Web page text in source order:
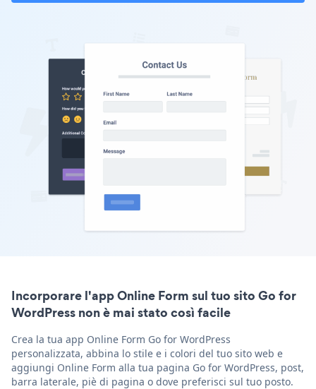
Incorporare l'app Online Form sul tuo sito Go for
WordPress non è mai stato così facile
Crea la tua app Online Form Go for WordPress
personalizzata, abbina lo stile e i colori del tuo sito web e
aggiungi Online Form alla tua pagina Go for WordPress, post,
barra laterale, piè di pagina o dove preferisci sul tuo posto.